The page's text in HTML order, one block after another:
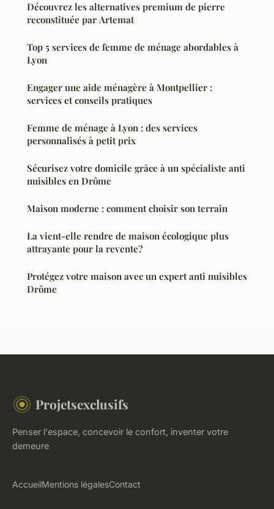
Découvrez les alternatives premium de pierre
reconstituée par Artemat
Top 5 services de femme de ménage abordables à
Lyon
Engager une aide ménagère à Montpellier :
services et conseils pratiques
Femme de ménage à Lyon : des services
personnalisés à petit prix
Sécurisez votre domicile grâce à un spécialiste anti
nuisibles en Drôme
Maison moderne : comment choisir son terrain
La vient-elle rendre de maison écologique plus
attrayante pour la revente?
Protégez votre maison avec un expert anti nuisibles
Drôme
Projetsexclusifs
Penser l'espace, concevoir le confort, inventer votre
demeure
AccueilMentions légalesContact